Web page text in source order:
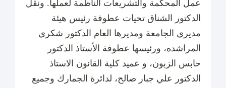
عمل المحكمة والتشريعات الناظمة لعملها. ونقل
الدكتور الشناق تحيات عطوفة رئيس هيئة
مديري الجامعة ومديرها العام الدكتور شكري
المراشده، ورئيسها عطوفة الأستاذ الدكتور
حابس الزبون، و عميد كلية القانون الاستاذ
الدكتور علي جبار صالح، لدائرة الجمارك وجميع